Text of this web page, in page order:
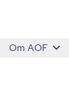
Om AOF